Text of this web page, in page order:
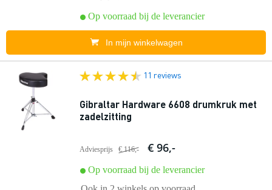
Op voorraad bij de leverancier
In mijn winkelwagen
11 reviews
Gibraltar Hardware 6608 drumkruk met
zadelzitting
Adviesprijs € 116,- € 96,-
Op voorraad bij de leverancier